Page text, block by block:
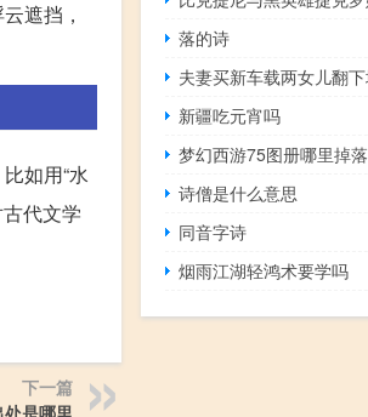
遮挡，
如用“水
代文学
下一篇
落的诗
新疆吃元宵吗
梦幻西游75图册哪里掉落
诗僧是什么意思
同音字诗
烟雨江湖轻鸿术要学吗